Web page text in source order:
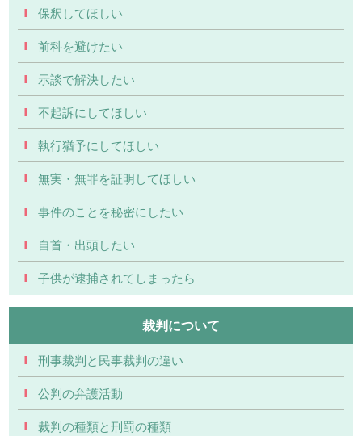
保釈してほしい
前科を避けたい
示談で解決したい
不起訴にしてほしい
執行猶予にしてほしい
無実・無罪を証明してほしい
事件のことを秘密にしたい
自首・出頭したい
子供が逮捕されてしまったら
裁判について
刑事裁判と民事裁判の違い
公判の弁護活動
裁判の種類と刑罰の種類